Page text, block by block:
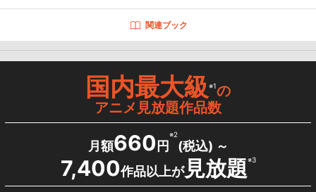
関連ブック
国内最大級※1の
アニメ見放題作品数
月額660 円
※2
(税込) ～
7,400作品以上が見放題※3